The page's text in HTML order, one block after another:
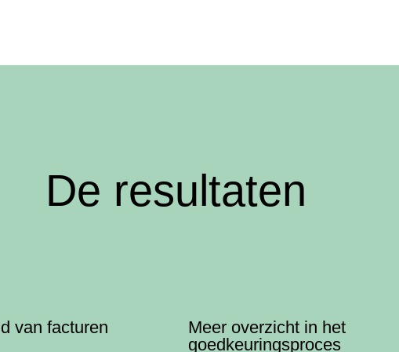
De resultaten
van facturen
Meer overzicht in het
goedkeuringsproces